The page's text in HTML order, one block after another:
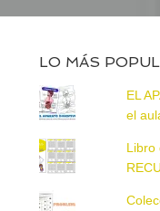
LO MÁS
EL
el
Libro